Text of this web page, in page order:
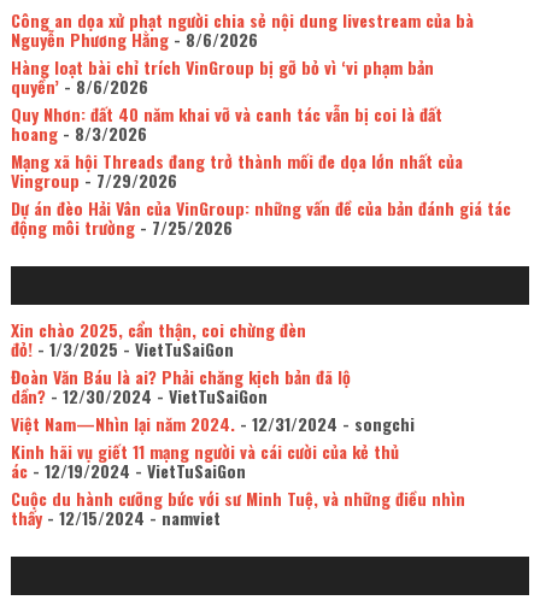
Công an dọa xử phạt người chia sẻ nội dung livestream của bà
Nguyễn Phương Hằng- 8/6/2026
Hàng loạt bài chỉ trích VinGroup bị gỡ bỏ vì ‘vi phạm bản
quyền’- 8/6/2026
Quy Nhơn: đất 40 năm khai vỡ và canh tác vẫn bị coi là đất
hoang- 8/3/2026
Mạng xã hội Threads đang trở thành mối đe dọa lớn nhất của
Vingroup - 7/29/2026
Dự án đèo Hải Vân của VinGroup: những vấn đề của bản đánh giá tác
động môi trường- 7/25/2026
Xin chào 2025, cẩn thận, coi chừng đèn
đỏ!- 1/3/2025 - VietTuSaiGon
Đoàn Văn Báu là ai? Phải chăng kịch bản đã lộ
dần?- 12/30/2024 - VietTuSaiGon
Việt Nam—Nhìn lại năm 2024.- 12/31/2024 - songchi
Kinh hãi vụ giết 11 mạng người và cái cười của kẻ thủ
ác- 12/19/2024 - VietTuSaiGon
Cuộc du hành cưỡng bức với sư Minh Tuệ, và những điều nhìn
thấy- 12/15/2024 - namviet